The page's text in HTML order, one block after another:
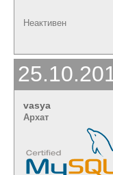
Неактивен
vasya
Архат